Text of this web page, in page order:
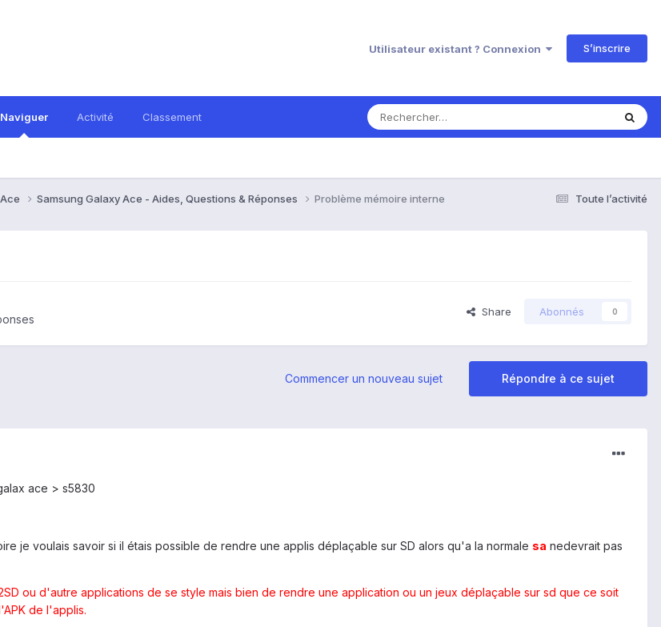
Utilisateur existant ? Connexion S’inscrire
Naviguer Activité Classement
Toute l’activité
Samsung Galaxy Ace - Aides, Questions & Réponses Problème mémoire interne
Share Abonnés 0
Répondre à ce sujet
Commencer un nouveau sujet
ace > s5830
je voulais savoir si il étais possible de rendre une applis déplaçable sur SD alors qu'a la normale sa nedevrait pas
ou d'autre applications de se style mais bien de rendre une application ou un jeux déplaçable sur sd que ce soit
de l'applis.